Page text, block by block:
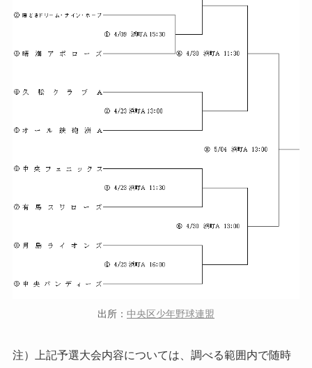
出所： 中央区少年野球連盟
注）上記予選大会内容については、調べる範囲内で随時